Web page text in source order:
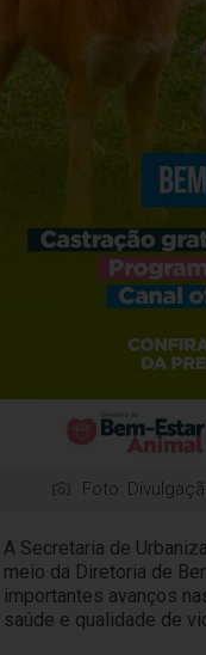
Foto:
A Secretaria de
meio da Diretoria de
importantes avanços
saúde e qualidade de